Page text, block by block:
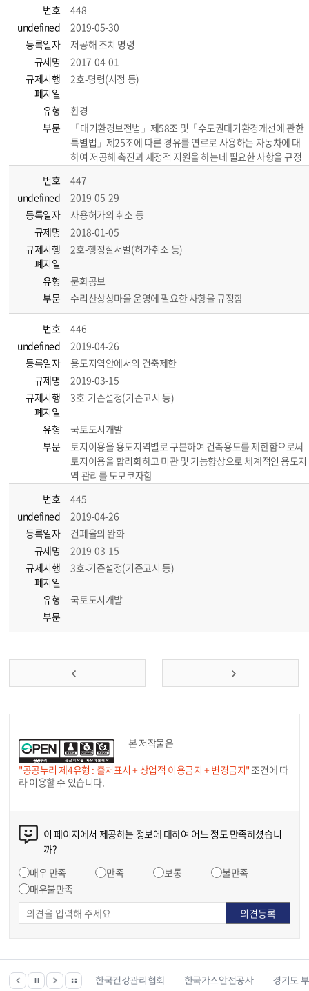
번호
448
undefined
2019-05-30
등록일자
저공해 조치 명령
규제명
2017-04-01
규제시행
폐지일
2호-명령(시정 등)
유형
환경
부문
「대기환경보전법」제58조 및「수도권대기환경개선에 관한
특별법」제25조에 따른 경유를 연료로 사용하는 자동차에 대
하여 저공해 촉진과 재정적 지원을 하는데 필요한 사항을 규정
번호
447
undefined
2019-05-29
등록일자
사용허가의 취소 등
규제명
2018-01-05
규제시행
폐지일
2호-행정질서벌(허가취소 등)
유형
문화공보
부문
수리산상상마을 운영에 필요한 사항을 규정함
번호
446
undefined
2019-04-26
등록일자
용도지역안에서의 건축제한
규제명
2019-03-15
규제시행
폐지일
3호-기준설정(기준고시 등)
유형
국토도시개발
부문
토지이용을 용도지역별로 구분하여 건축용도를 제한함으로써
토지이용을 합리화하고 미관 및 기능향상으로 체계적인 용도지
역 관리를 도모코자함
번호
445
undefined
2019-04-26
등록일자
건폐율의 완화
규제명
2019-03-15
규제시행
폐지일
3호-기준설정(기준고시 등)
유형
국토도시개발
부문
본 저작물은
"공공누리 제4유형 : 출처표시 + 상업적 이용금지 + 변경금지"조건에 따
라 이용할 수 있습니다.
이 페이지에서 제공하는 정보에 대하여 어느 정도 만족하셨습니
까?
매우 만족
만족 보통
불만족
매우불만족
비스 한국건강관리협회 한국가스안전공사 경기도 부동산포털